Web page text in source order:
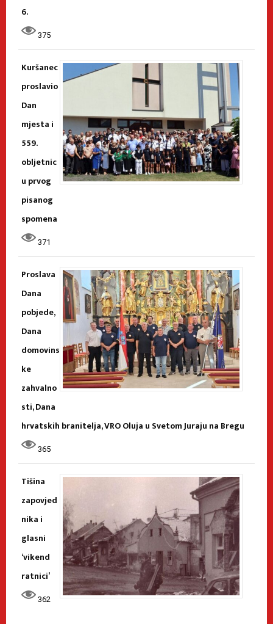
6.
375
Kuršanec
proslavio
Dan
mjesta i
559.
obljetnic
u prvog
pisanog
spomena
371
Proslava
Dana
pobjede,
Dana
domovins
ke
zahvalno
sti, Dana
hrvatskih branitelja, VRO Oluja u Svetom Juraju na Bregu
365
Tišina
zapovjed
nika i
glasni
‘vikend
ratnici’
362